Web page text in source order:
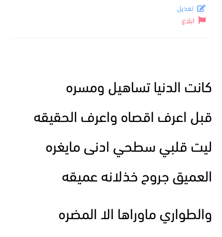
كانت الدنيا تساهيل ومسره
قبل اعرف اقصاه واعرف الحقيقه
ليت قلبي سطحي ادنى مايغره
العميق جروح خذلانه عميقه
والطواري ماوراها الا المضره
تعديل
ابلاغ